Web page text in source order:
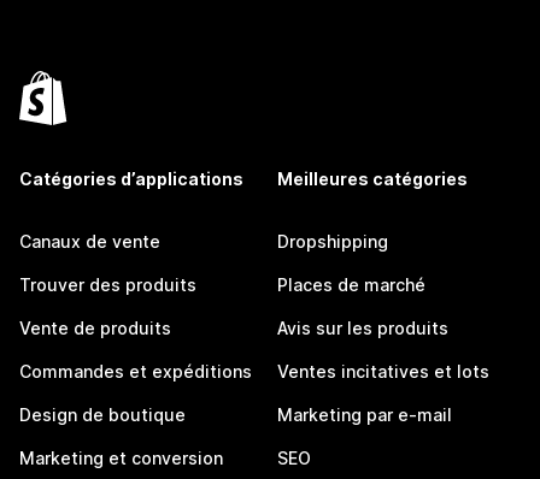
Catégories d’applications
Canaux de vente
Trouver des produits
Vente de produits
Commandes et expéditions
Design de boutique
Marketing et conversion
Meilleures catégories
Dropshipping
Places de marché
Avis sur les produits
Ventes incitatives et lots
Marketing par e-mail
SEO